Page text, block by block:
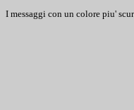
I messaggi con un colore piu'